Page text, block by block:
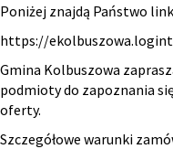
Poniżej znajdą Państwo
https://
Gmina Kolbuszowa
podmioty do zapoznania
oferty.
Szczegółowe warunki